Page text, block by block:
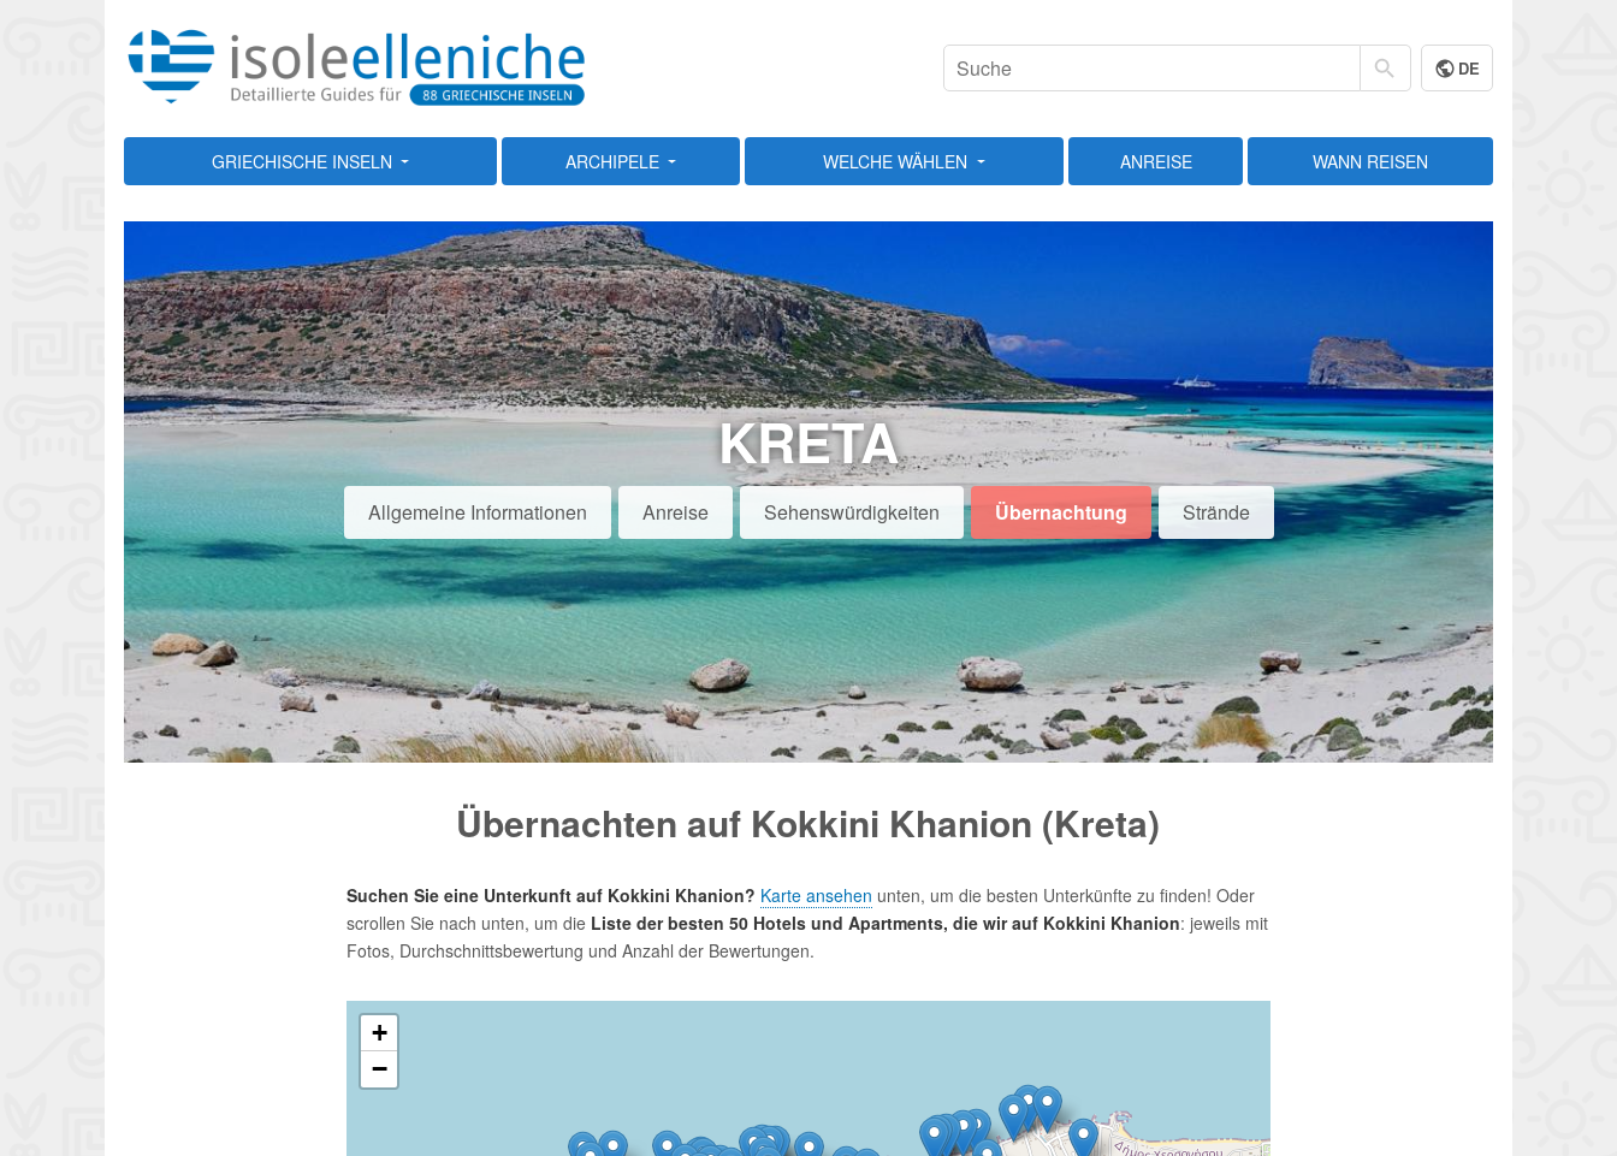
DE
GRIECHISCHE INSELN ARCHIPELE WELCHE WÄHLEN ANREISE WANN REISEN
KRETA
Allgemeine Informationen Anreise Sehenswürdigkeiten Übernachtung Strände
Übernachten auf Kokkini Khanion (Kreta)
Suchen Sie eine Unterkunft auf Kokkini Khanion? Karte ansehen unten, um die besten Unterkünfte zu finden! Oder
scrollen Sie nach unten, um die Liste der besten 50 Hotels und Apartments, die wir auf Kokkini Khanion: jeweils mit
Fotos, Durchschnittsbewertung und Anzahl der Bewertungen.
+
−